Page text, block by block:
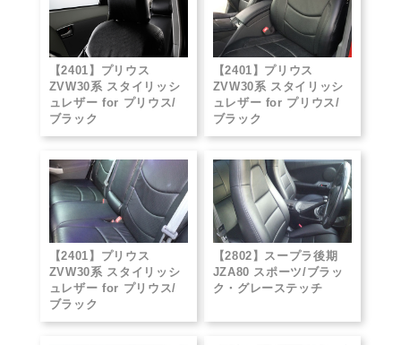
【2401】プリウス
ZVW30系 スタイリッシ
ュレザー for プリウス/
ブラック
【2401】プリウス
ZVW30系 スタイリッシ
ュレザー for プリウス/
ブラック
【2401】プリウス
ZVW30系 スタイリッシ
ュレザー for プリウス/
ブラック
【2802】スープラ後期
JZA80 スポーツ/ブラッ
ク・グレーステッチ